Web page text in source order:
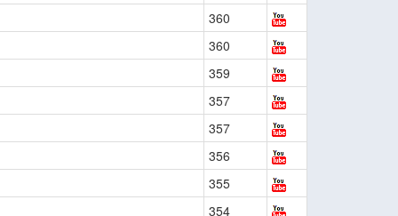
360
360
359
357
357
356
355
354